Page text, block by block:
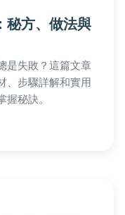
秘方、做法與
是失敗？這篇文章
、步驟詳解和實用
秘訣。